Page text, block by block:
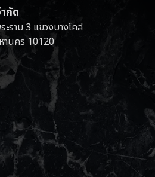
กัด
ราม 3 แขวงบางโคล่
านคร 10120